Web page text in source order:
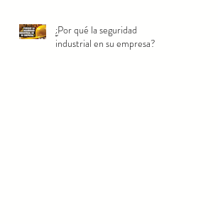
¿Por qué la seguridad
industrial en su empresa?